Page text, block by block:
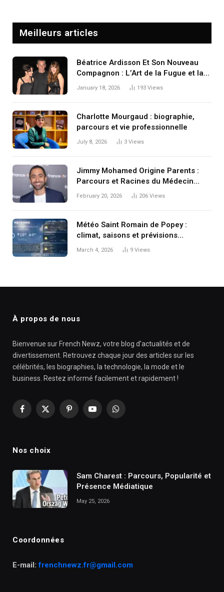
Meilleurs articles
Béatrice Ardisson Et Son Nouveau
Compagnon : L’Art de la Fugue et la
Renaissance d’une Icône de l’Ombre
January 18, 2026 193 Views
Charlotte Mourgaud : biographie,
parcours et vie professionnelle
July 8, 2026 3 Views
Jimmy Mohamed Origine Parents :
Parcours et Racines du Médecin
Préféré des Français
February 20, 2026 206 Views
Météo Saint Romain de Popey :
climat, saisons et prévisions
détaillées
March 4, 2026 9 Views
À propos de nous
Bienvenue sur French Newz, votre blog d’actualités et de
divertissement. Retrouvez chaque jour des articles sur les
célébrités, les biographies, la technologie, la mode et le
business. Restez informé facilement et rapidement !
Facebook
X
PinterestYouTubeWhatsApp
Nos choix
Sam Charest : Parcours, Popularité et
Présence Médiatique
May 25, 2026
Coordonnées
E-mail:frenchnewz.fr@gmail.com